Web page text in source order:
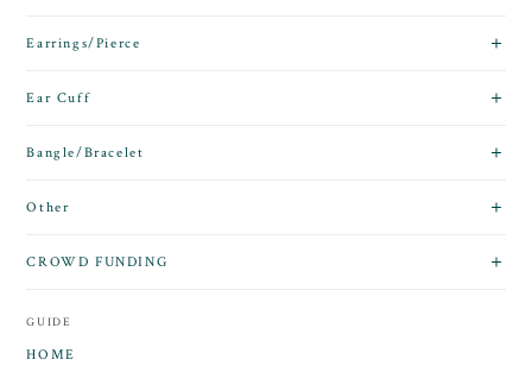
Earrings/Pierce
Ear Cuff
Bangle/Bracelet
Other
CROWD FUNDING
GUIDE
HOME